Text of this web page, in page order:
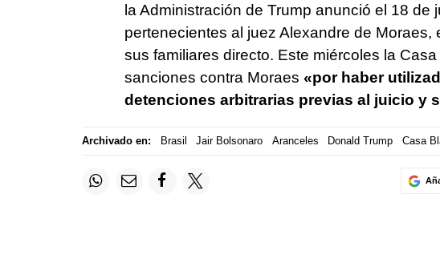
la Administración de Trump anunció el 18 de
pertenecientes al juez Alexandre de
sus familiares directo. Este miércoles la
sanciones contra Moraes «por haber
detenciones arbitrarias previas al juicio y
Archivado en: Brasil Jair Bolsonaro Aranceles Donald Trump Casa